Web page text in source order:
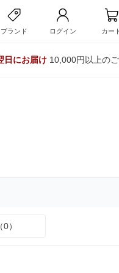
ブランド ログイン カー
日にお届け10,000円以上の
）